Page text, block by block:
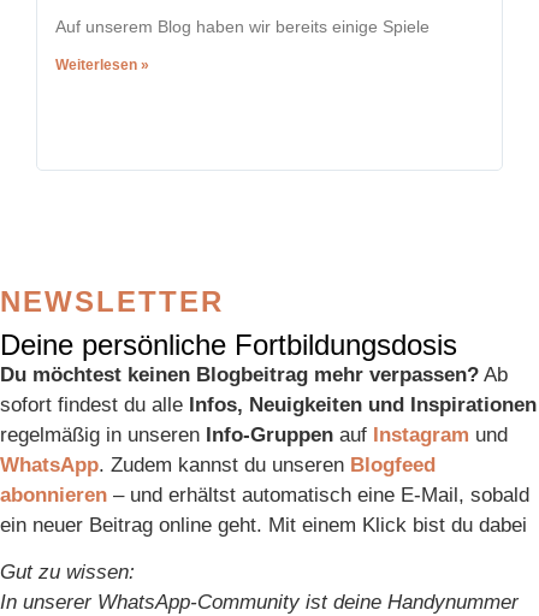
Auf unserem Blog haben wir bereits einige Spiele
Weiterlesen »
NEWSLETTER
Deine persönliche Fortbildungsdosis
Du möchtest keinen Blogbeitrag mehr verpassen? Ab
sofort findest du alle Infos, Neuigkeiten und Inspirationen
regelmäßig in unseren Info-Gruppen auf Instagram und
WhatsApp. Zudem kannst du unseren Blogfeed
abonnieren – und erhältst automatisch eine E-Mail, sobald
ein neuer Beitrag online geht. Mit einem Klick bist du dabei
Gut zu wissen:
In unserer WhatsApp-Community ist deine Handynummer